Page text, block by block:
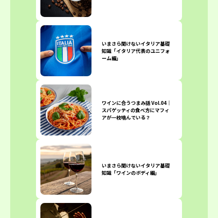
いまさら聞けないイタリア基礎
知識「イタリア代表のユニフォ
ーム編」
ワインに合うつまみ話 Vol.04｜
スパゲッティの食べ方にマフィ
アが一枚噛んでいる？
いまさら聞けないイタリア基礎
知識「ワインのボディ編」